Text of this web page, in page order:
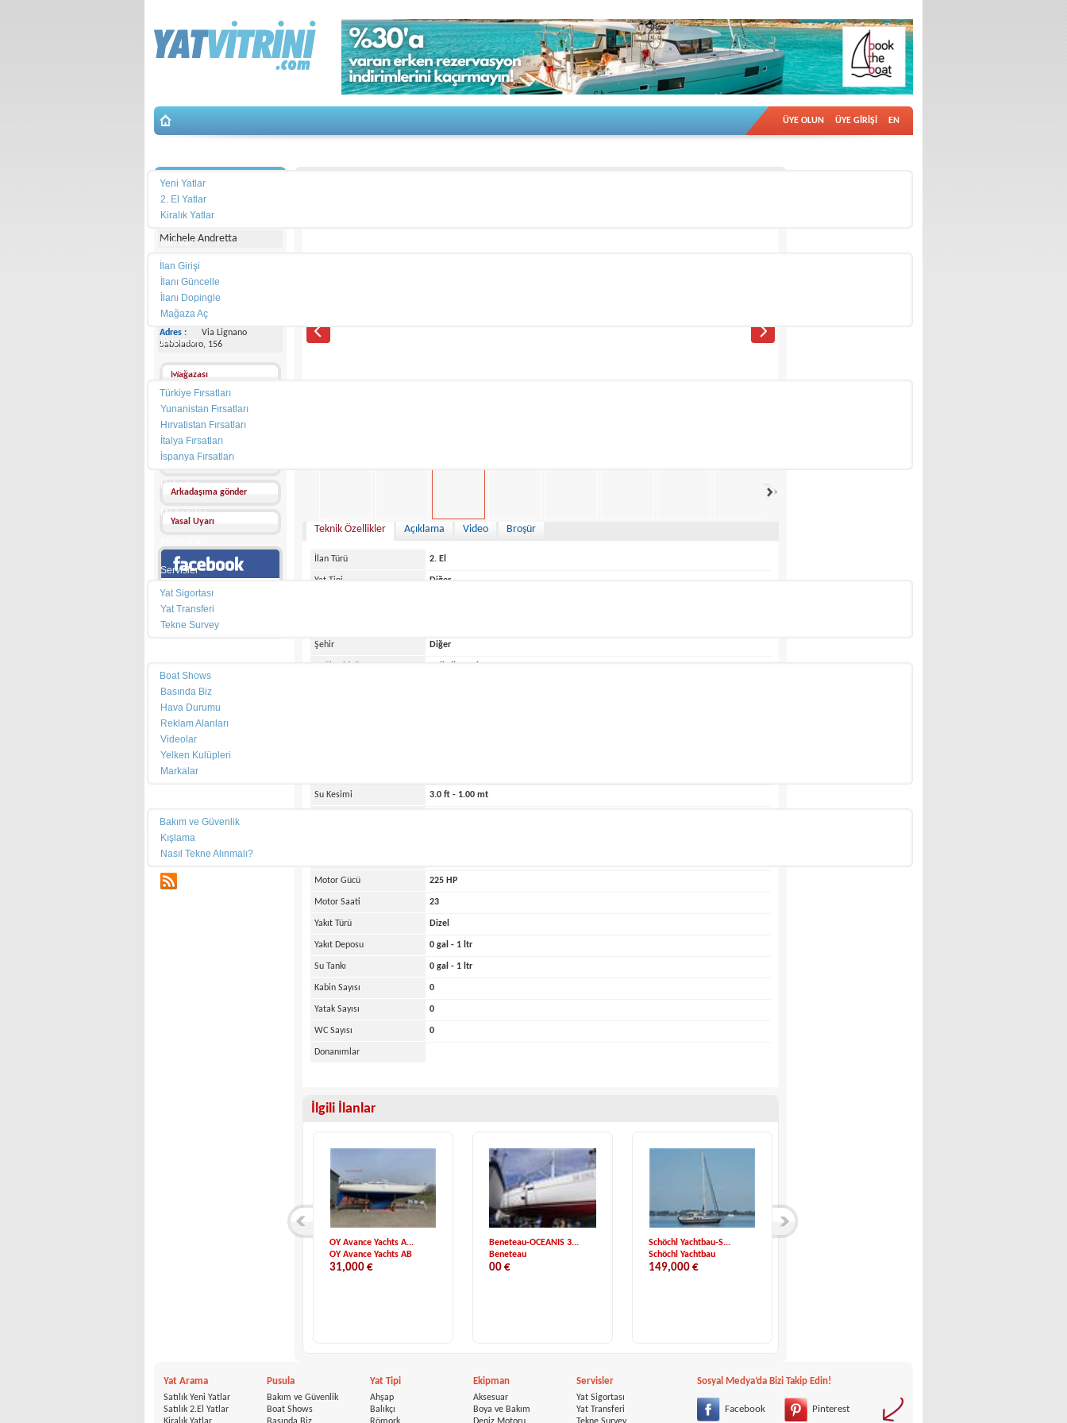
ÜYE OLUN ÜYE GİRİŞİ EN
Yeni Yatlar
2. El Yatlar
Kiralık Yatlar
İlan Ver
İlan Girişi
İlanı Güncelle
İlanı Dopingle
Mağaza Aç
Ekipman
Yat Kiralama
Türkiye Fırsatları
Yunanistan Fırsatları
Hırvatistan Fırsatları
İtalya Fırsatları
İspanya Fırsatları
Haberler
Mağazalar
Servisler
Yat Sigortası
Yat Transferi
Tekne Survey
Boat Shows
Basında Biz
Hava Durumu
Reklam Alanları
Videolar
Yelken Kulüpleri
Markalar
Bakım ve Güvenlik
Kışlama
Nasıl Tekne Alınmalı?
İletişim
Yacht Center Club
Michele Andretta
Telefon :
Cep
Telefonu :
+393474077005
Adres :
Via Lignano
Sabbiadoro, 156
Mağazası
Mesaj Gönder
Favorilerime ekle
Arkadaşıma gönder
Yasal Uyarı
Facebook sayfamız
Teknik Özellikler Açıklama Video Broşür
İlan Türü 2. El
Yat Tipi Diğer
Şehir Diğer
Su Kesimi 3.0 ft - 1.00 mt
Motor Gücü 225 HP
Motor Saati 23
Yakıt Türü Dizel
Yakıt Deposu 0 gal - 1 ltr
Su Tankı 0 gal - 1 ltr
Kabin Sayısı 0
Yatak Sayısı 0
WC Sayısı 0
Donanımlar
İlgili İlanlar
OY Avance Yachts A...
OY Avance Yachts AB
31,000 €
Beneteau-OCEANIS 3...
Beneteau
00 €
Schöchl Yachtbau-S...
Schöchl Yachtbau
149,000 €
Yat Arama
Satılık Yeni Yatlar
Satılık 2.El Yatlar
Pusula
Bakım ve Güvenlik
Boat Shows
Yat Tipi
Ahşap
Balıkçı
Ekipman
Aksesuar
Boya ve Bakım
Servisler
Yat Sigortası
Yat Transferi
Sosyal Medya‘da Bizi Takip Edin!
Facebook Pinterest